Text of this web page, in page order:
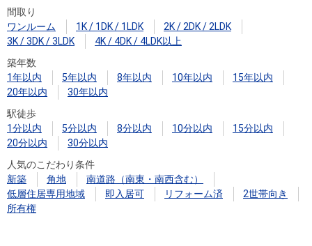
間取り
ワンルーム
1K / 1DK / 1LDK
2K / 2DK / 2LDK
3K / 3DK / 3LDK
4K / 4DK / 4LDK以上
築年数
1年以内
5年以内 8年以内 10年以内
15年以内
20年以内
30年以内
駅徒歩
1分以内
5分以内 8分以内 10分以内
15分以内
20分以内
30分以内
人気のこだわり条件
新築
角地
南道路（南東・南西含む）
低層住居専用地域
即入居可 リフォーム済
2世帯向き
所有権